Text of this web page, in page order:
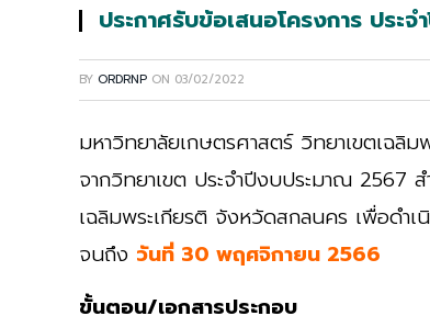
ประกาศรับข้อเสนอโครงการ ประ
BY ORDRNP ON 03/02/2022
มหาวิทยาลัยเกษตรศาสตร์ วิทยาเขตเฉลิ
จากวิทยาเขต ประจำปีงบประมาณ 2567
เฉลิมพระเกียรติ จังหวัดสกลนคร เพื่อดำ
จนถึง วันที่ 30 พฤศจิกายน 2566
ขั้นตอน/เอกสารประกอบ